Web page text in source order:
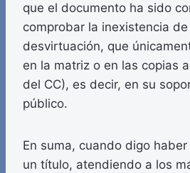
que el documento ha sido
comprobar la inexistencia
desvirtuación, que
en la matriz o en las copias
del CC), es decir, en su
público.
En suma, cuando digo
un título, atendiendo a los